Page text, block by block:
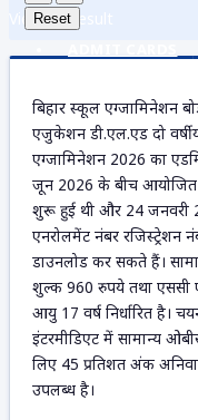
ANSWER KEY
ADMISSION
DOCUMENTS
View All Result
Reset
बिहार स्कूल एग्जामिनेशन
एजुकेशन डी.एल.एड दो
एग्जामिनेशन 2026 का
जून 2026 के बीच आयोजित
शुरू हुई थी और 24 जनवरी
एनरोलमेंट नंबर रजिस्ट्रेशन
डाउनलोड कर सकते हैं।
शुल्क 960 रुपये तथा एससी
आयु 17 वर्ष निर्धारित है।
इंटरमीडिएट में सामान्य
लिए 45 प्रतिशत अंक
उपलब्ध है।